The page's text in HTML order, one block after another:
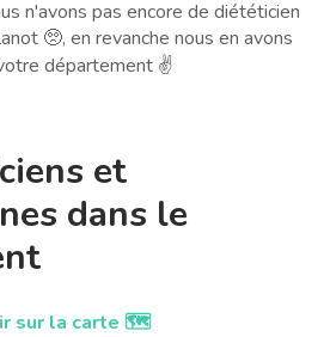
n'avons pas encore de diététicien
🥺, en revanche nous en avons
département ✌️
et
dans le
sur la carte 🗺️